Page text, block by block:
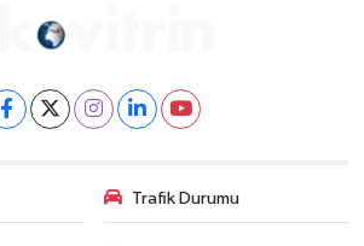
Trafik Durumu